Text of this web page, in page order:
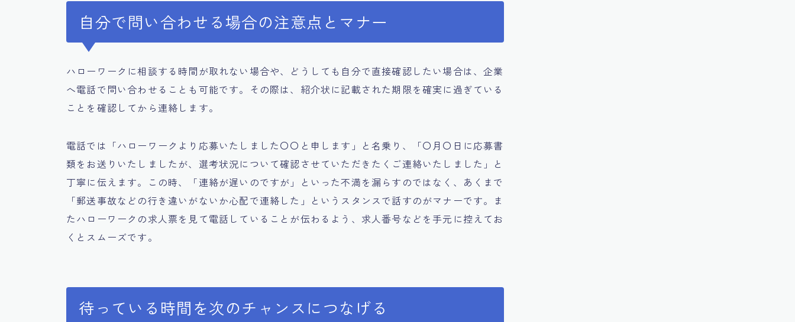
自分で問い合わせる場合の注意点とマナー
ハローワークに相談する時間が取れない場合や、どうしても自分で直接確認したい場合は、企業
へ電話で問い合わせることも可能です。その際は、紹介状に記載された期限を確実に過ぎている
ことを確認してから連絡します。
電話では「ハローワークより応募いたしました〇〇と申します」と名乗り、「〇月〇日に応募書
類をお送りいたしましたが、選考状況について確認させていただきたくご連絡いたしました」と
丁寧に伝えます。この時、「連絡が遅いのですが」といった不満を漏らすのではなく、あくまで
「郵送事故などの行き違いがないか心配で連絡した」というスタンスで話すのがマナーです。ま
たハローワークの求人票を見て電話していることが伝わるよう、求人番号などを手元に控えてお
くとスムーズです。
待っている時間を次のチャンスにつなげる